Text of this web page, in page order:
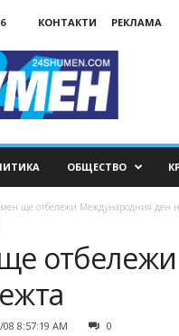
КОНТАКТИ РЕКЛАМА
ОБЩЕСТВО
ще отбележи Международния ден
8:57:19 AM 0